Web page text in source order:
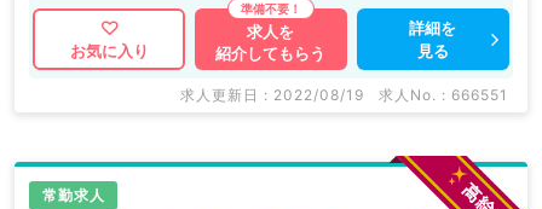
お気に入り
求人を
紹介してもらう
詳細を
見る
求人更新日 : 2022/08/19 求人No. : 666551
常勤求人